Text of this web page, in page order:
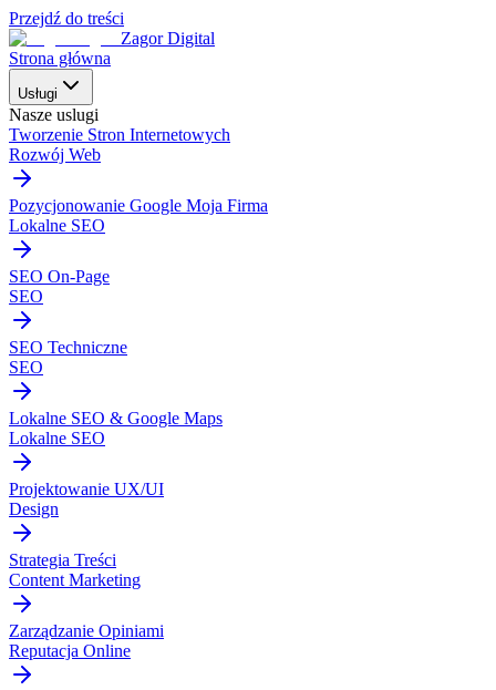
Przejdź do treści
Zagor Digital
Strona główna
Usługi
Nasze uslugi
Tworzenie Stron Internetowych
Rozwój Web
Pozycjonowanie Google Moja Firma
Lokalne SEO
SEO On-Page
SEO
SEO Techniczne
SEO
Lokalne SEO & Google Maps
Lokalne SEO
Projektowanie UX/UI
Design
Strategia Treści
Content Marketing
Zarządzanie Opiniami
Reputacja Online